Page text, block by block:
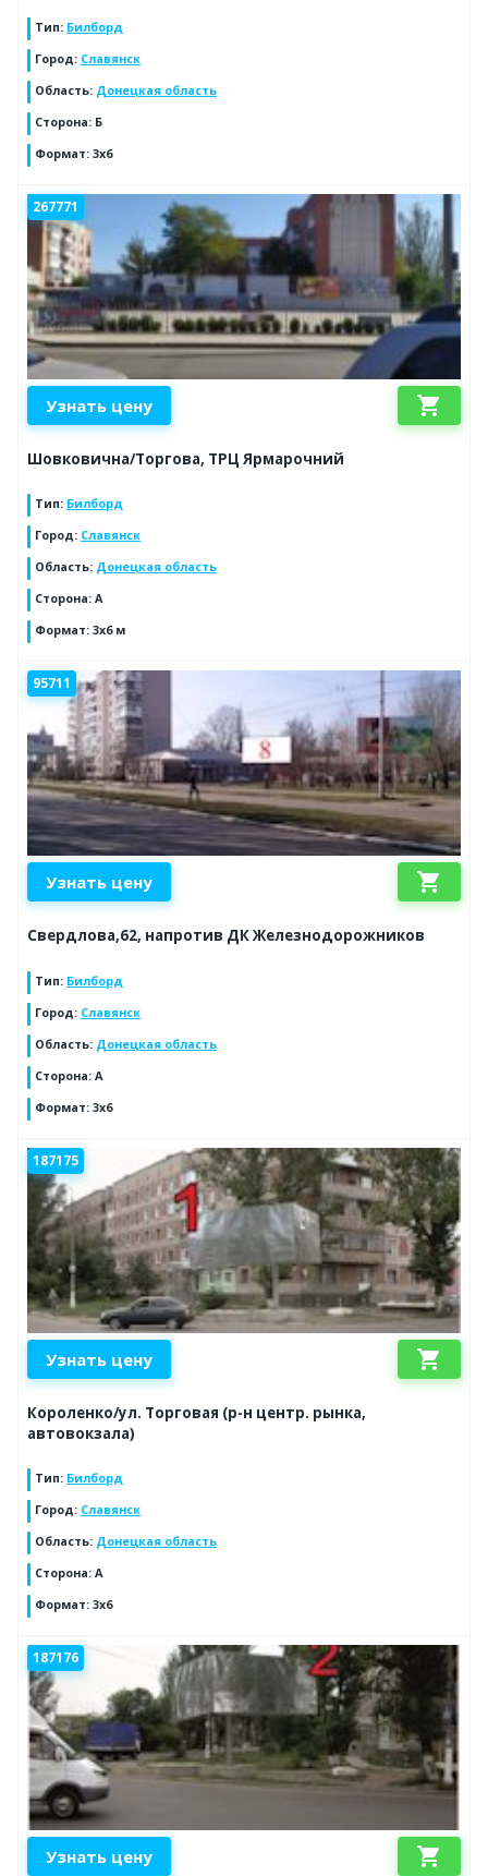
Тип: Билборд
Город: Славянск
Область: Донецкая область
Сторона: Б
Формат: 3х6
267771
Узнать цену shopping_cart
Шовковична/Торгова, ТРЦ Ярмарочний
Тип: Билборд
Город: Славянск
Область: Донецкая область
Сторона: А
Формат: 3х6 м
95711
Узнать цену shopping_cart
Свердлова,62, напротив ДК Железнодорожников
Тип: Билборд
Город: Славянск
Область: Донецкая область
Сторона: А
Формат: 3x6
187175
Узнать цену shopping_cart
Короленко/ул. Торговая (р-н центр. рынка,
автовокзала)
Тип: Билборд
Город: Славянск
Область: Донецкая область
Сторона: А
Формат: 3х6
187176
Узнать цену shopping_cart